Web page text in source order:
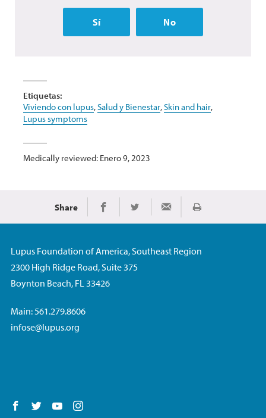
Sí No
Etiquetas:
Viviendo con lupus,Salud y Bienestar,Skin and hair,
Lupus symptoms
Medically reviewed: Enero 9, 2023
Share Share on Facebook
Share on TwitterShare via EmailImprimir
Lupus Foundation of America, Southeast Region
2300 High Ridge Road, Suite 375
Boynton Beach, FL 33426
Main: 561.279.8606
infose@lupus.org
Follow us on Facebook
Follow us on Twitter
Follow us on YouTube